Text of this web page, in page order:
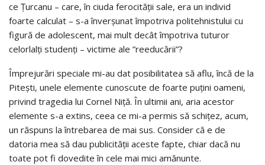
ce Țurcanu – care, în ciuda ferocității sale, era un individ
foarte calculat – s-a înverșunat împotriva politehnistului cu
figură de adolescent, mai mult decât împotriva tuturor
celorlalți studenți – victime ale ”reeducării”?
Împrejurări speciale mi-au dat posibilitatea să aflu, încă de la
Pitești, unele elemente cunoscute de foarte puțini oameni,
privind tragedia lui Cornel Niță. În ultimii ani, aria acestor
elemente s-a extins, ceea ce mi-a permis să schițez, acum,
un răspuns la întrebarea de mai sus. Consider că e de
datoria mea să dau publicității aceste fapte, chiar dacă nu
toate pot fi dovedite în cele mai mici amănunte.